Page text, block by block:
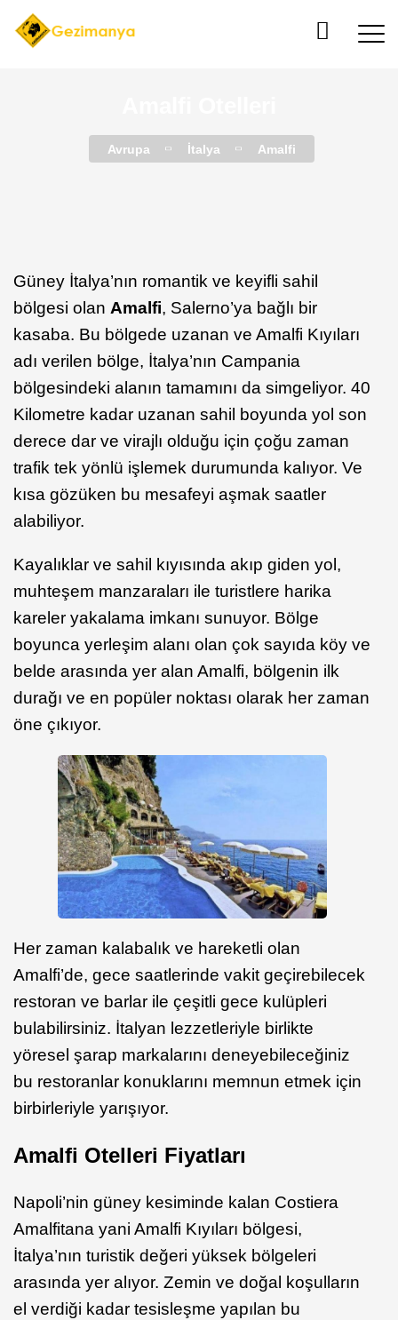
Avrupa İtalya Amalfi
Güney İtalya’nın romantik ve keyifli sahil
bölgesi olan Amalfi, Salerno’ya bağlı bir
kasaba. Bu bölgede uzanan ve Amalfi Kıyıları
adı verilen bölge, İtalya’nın Campania
bölgesindeki alanın tamamını da simgeliyor. 40
Kilometre kadar uzanan sahil boyunda yol son
derece dar ve virajlı olduğu için çoğu zaman
trafik tek yönlü işlemek durumunda kalıyor. Ve
kısa gözüken bu mesafeyi aşmak saatler
alabiliyor.
Kayalıklar ve sahil kıyısında akıp giden yol,
muhteşem manzaraları ile turistlere harika
kareler yakalama imkanı sunuyor. Bölge
boyunca yerleşim alanı olan çok sayıda köy ve
belde arasında yer alan Amalfi, bölgenin ilk
durağı ve en popüler noktası olarak her zaman
öne çıkıyor.
Her zaman kalabalık ve hareketli olan
Amalfi’de, gece saatlerinde vakit geçirebilecek
restoran ve barlar ile çeşitli gece kulüpleri
bulabilirsiniz. İtalyan lezzetleriyle birlikte
yöresel şarap markalarını deneyebileceğiniz
bu restoranlar konuklarını memnun etmek için
birbirleriyle yarışıyor.
Amalfi Otelleri Fiyatları
Napoli’nin güney kesiminde kalan Costiera
Amalfitana yani Amalfi Kıyıları bölgesi,
İtalya’nın turistik değeri yüksek bölgeleri
arasında yer alıyor. Zemin ve doğal koşulların
el verdiği kadar tesisleşme yapılan bu